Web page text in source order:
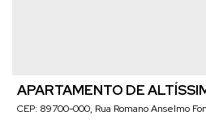
APARTAMENTO DE
CENTRO
CEP: 89700-000, Rua Romano Anselmo